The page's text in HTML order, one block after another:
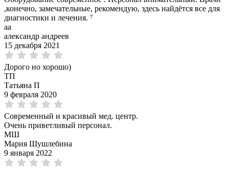
,конечно, замечательные, рекомендую, здесь найдётся все для
диагностики и лечения. ⁷
аа
александр андреев
15 декабря 2021
Дорого но хорошо)
ТП
Татьяна П
9 февраля 2020
Современный и красивый мед. центр.
Очень приветливый персонал.
МШ
Мария Шушлебина
9 января 2022